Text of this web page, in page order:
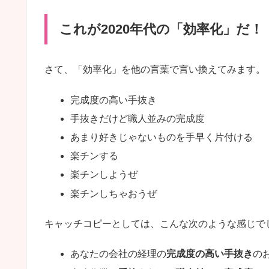
これが2020年代の「効率化」だ！
さて、「効率化」を他の言葉で言い換えてみます。
完成度の高い手抜き
手抜きだけど職人並みの完成度
あまり好きじゃないものを手早く片付ける
楽チンする
楽チンしようぜ
楽チンしちゃおうぜ
キャッチコピーとしては、こんな次のような感じで
あなたの会社の経理の完成度の高い手抜きの